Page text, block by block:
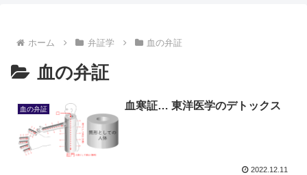
ホーム 弁証学 血の弁証
血の弁証
血の弁証 血寒証… 東洋医学のデトックス
2022.12.11